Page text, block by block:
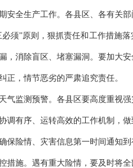
安全生产工作。各县区、各有关
必须”原则，狠抓责任和工作措施
，消除盲区、堵塞漏洞。要加大
正，情节恶劣的严肃追究责任。
气监测预警。各县区要高度重视
调有序、运转高效的工作机制，
保险情、灾害信息第一时间通知
措施。遇有重大险情，要及时将全